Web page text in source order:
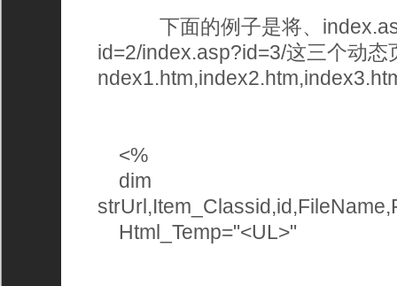
下面的例子是将、
id=2/index.asp?id=3/这三个动态
<%
dim
Html_Temp="<UL>"